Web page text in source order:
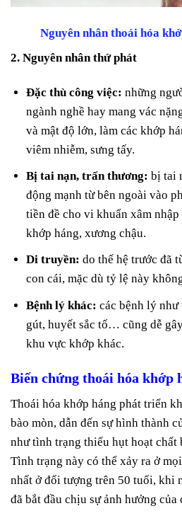
Nguyên nhân thoái hóa
2. Nguyên nhân thứ phát
Đặc thù công việc: những
ngành nghề hay mang vác
và mật độ lớn, làm các khớp
viêm nhiễm, sưng tấy.
Bị tai nạn, trấn thương: bị tai
động mạnh từ bên ngoài vào
tiền đề cho vi khuẩn xâm
khớp háng, xương chậu.
Di truyền: do thế hệ trước đã
con cái, mặc dù tỷ lệ này
Bệnh lý khác: các bệnh lý
gút, huyết sắc tố… cũng dễ
khu vực khớp khác.
Biến chứng thoái hóa khớp
Thoái hóa khớp háng phát triển
bào mòn, dẫn đến sự hình thành
như tình trạng thiếu hụt hoạt chất
Tình trạng này có thể xảy ra ở
nhất ở đối tượng trên 50 tuổi, khi
đã bắt đầu chịu sự ảnh hưởng của